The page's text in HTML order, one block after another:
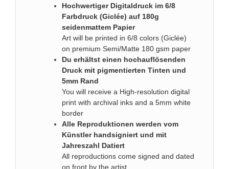
Hochwertiger Digitaldruck im 6/8
Farbdruck (Giclée) auf 180g
seidenmattem Papier
Art will be printed in 6/8 colors (Giclée)
on premium Semi/Matte 180 gsm paper
Du erhältst einen hochauflösenden
Druck mit pigmentierten Tinten und
5mm Rand
You will receive a High-resolution digital
print with archival inks and a 5mm white
border
Alle Reproduktionen werden vom
Künstler handsigniert und mit
Jahreszahl Datiert
All reproductions come signed and dated
on front by the artist